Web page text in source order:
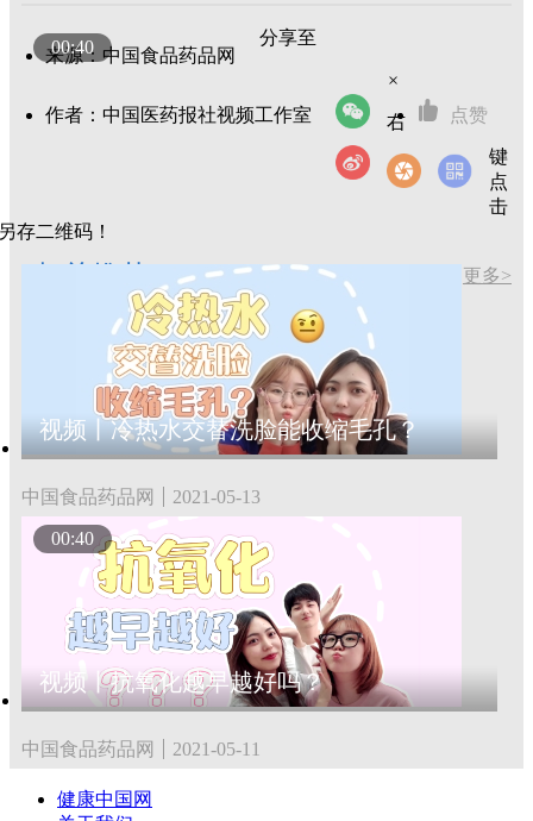
来源：中国食品药品网
作者：中国医药报社视频工作室 点赞
分享至
×
右
键
点
击
存二维码！
更多>
00:40
视频丨冷热水交替洗脸能收缩毛孔？
中国食品药品网 2021-05-13
00:40
视频丨抗氧化越早越好吗？
中国食品药品网 2021-05-11
健康中国网